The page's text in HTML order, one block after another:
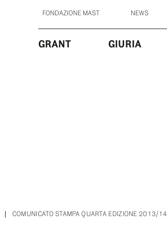
FONDAZIONE MAST NEWS
GRANT GIURIA
COMUNICATO STAMPA QUARTA EDIZIONE 2013/14